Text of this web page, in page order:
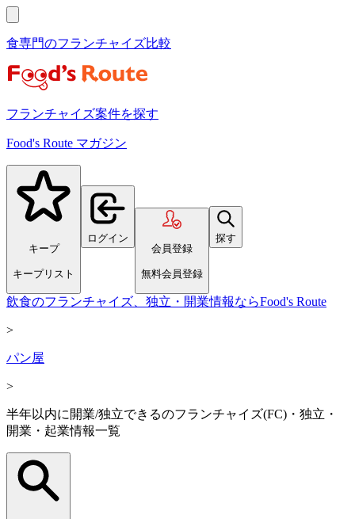
食専門のフランチャイズ比較
フランチャイズ案件を探す
Food's Route マガジン
キープ
キープリスト
ログイン
会員登録
無料会員登録
探す
飲食のフランチャイズ、独立・開業情報ならFood's Route
>
パン屋
>
半年以内に開業/独立できるのフランチャイズ(FC)・独立・
開業・起業情報一覧